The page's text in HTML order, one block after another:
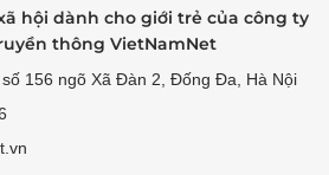
hội dành cho giới trẻ của công ty
thông VietNamNet
156 ngõ Xã Đàn 2, Đống Đa, Hà Nội